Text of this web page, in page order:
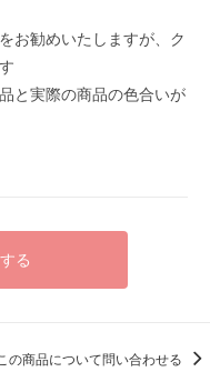
お勧めいたしますが、ク
と実際の商品の色合いが
る
の商品について問い合わせる